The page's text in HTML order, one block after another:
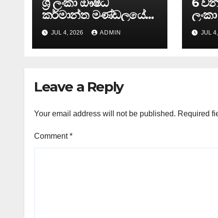
ශ්‍රී ලංකා ඖෂධ
කර්මාන්ත මණ්ඩලයේ
65 වන වාර්ෂික මහා
සමුළුව සෞඛ්‍ය නියෝජ්‍ය
අමාත්‍යවරයාගේ
JUL 4, 2026 ADMIN
6 වන
ඊයේ
JUL
Leave a Reply
Your email address will not be published. Required
Comment*